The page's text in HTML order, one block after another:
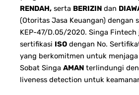
RENDAH, serta BERIZIN dan
(Otoritas Jasa Keuangan) dengan
KEP-47/D.05/2020. Singa
sertifikasi ISO dengan No.
yang berkomitmen untuk
Sobat Singa AMAN terlindungi
liveness detection untuk